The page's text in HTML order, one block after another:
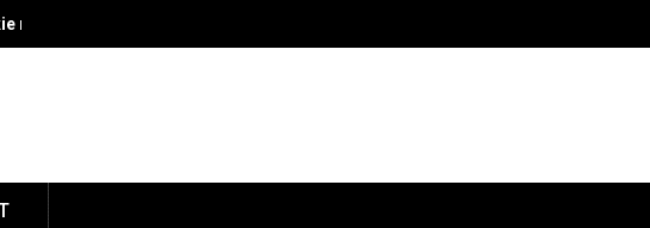
rozwiązania wybrać do bezpiecznego transportu i prezentacji produktów?